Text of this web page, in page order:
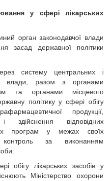
у сфері лікарських
орган законодавчої влади
засад державної політики
систему центральних і
влади, разом з органами
та органами місцевого
політику у сфері обігу
продукції,
здійснення відповідних
програм у межах своїх
контроль за виконанням
обігу лікарських засобів у
Міністерство охорони